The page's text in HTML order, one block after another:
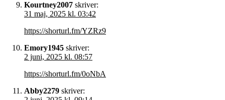
Kourtney2007 skriver:
31 maj, 2025 kl. 03:42
https://shorturl.fm/YZRz9
Emory1945 skriver:
2 juni, 2025 kl. 08:57
https://shorturl.fm/0oNbA
Abby2279 skriver: